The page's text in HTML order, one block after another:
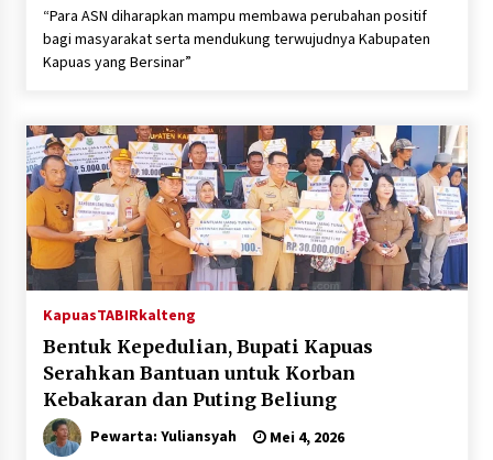
“Para ASN diharapkan mampu membawa perubahan positif
bagi masyarakat serta mendukung terwujudnya Kabupaten
Kapuas yang Bersinar”
KapuasTABIRkalteng
Bentuk Kepedulian, Bupati Kapuas
Serahkan Bantuan untuk Korban
Kebakaran dan Puting Beliung
Pewarta: Yuliansyah Mei 4, 2026